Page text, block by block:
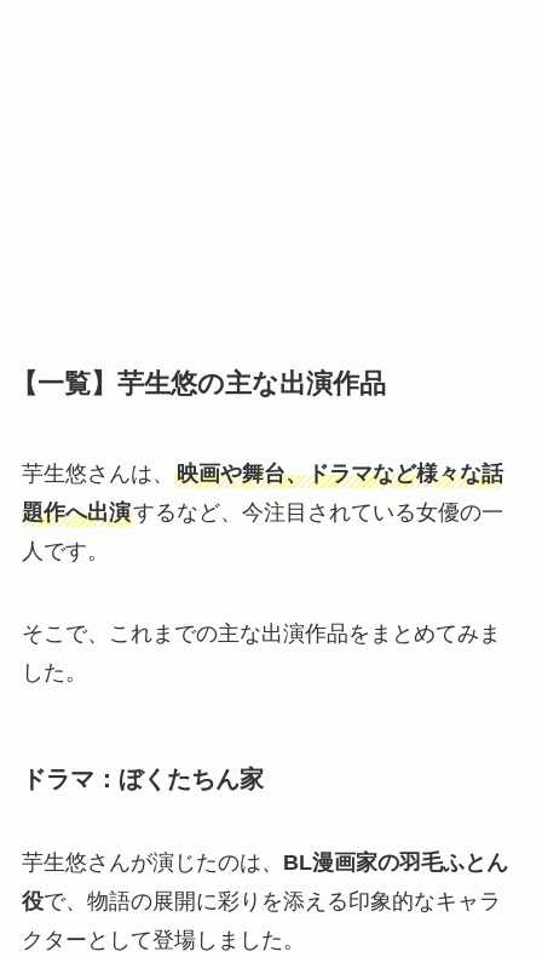
【一覧】芋生悠の主な出演作品
芋生悠さんは、 映画や舞台、ドラマなど様々な話
題作へ出演するなど、今注目されている女優の一
人です。
そこで、これまでの主な出演作品をまとめてみま
した。
ドラマ：ぼくたちん家
芋生悠さんが演じたのは、 BL漫画家の羽毛ふとん
役で、物語の展開に彩りを添える印象的なキャラ
クターとして登場しました。